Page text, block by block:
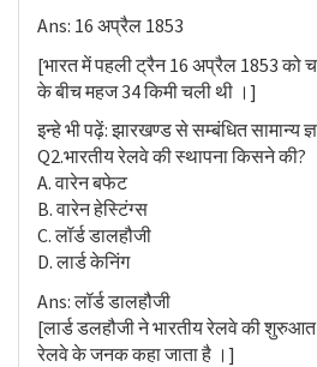
Ans: 16 अप्रैल 1853
[भारत में पहली ट्रैन 16 अप्रैल 1853 को
के बीच महज 34 किमी चली थी ।]
इन्हे भी पढ़ें: झारखण्ड से सम्बंधित सामान्य
Q2.भारतीय रेलवे की स्थापना किसने की?
A. वारेन बफेट
B. वारेन हेस्टिंग्स
C. लॉर्ड डालहौजी
D. लार्ड केनिंग
Ans: लॉर्ड डालहौजी
[लार्ड डलहौजी ने भारतीय रेलवे की
रेलवे के जनक कहा जाता है ।]